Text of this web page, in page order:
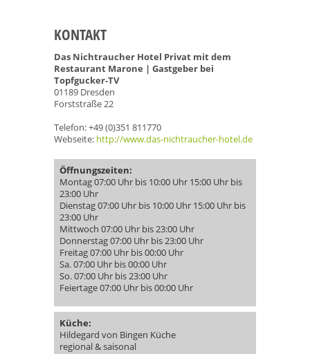
KONTAKT
Das Nichtraucher Hotel Privat mit dem
Restaurant Marone | Gastgeber bei
Topfgucker-TV
01189 Dresden
Forststraße 22
Telefon: +49 (0)351 811770
Webseite: http://www.das-nichtraucher-hotel.de
Öffnungszeiten:
Montag 07:00 Uhr bis 10:00 Uhr 15:00 Uhr bis
23:00 Uhr
Dienstag 07:00 Uhr bis 10:00 Uhr 15:00 Uhr bis
23:00 Uhr
Mittwoch 07:00 Uhr bis 23:00 Uhr
Donnerstag 07:00 Uhr bis 23:00 Uhr
Freitag 07:00 Uhr bis 00:00 Uhr
Sa. 07:00 Uhr bis 00:00 Uhr
So. 07:00 Uhr bis 23:00 Uhr
Feiertage 07:00 Uhr bis 00:00 Uhr
Küche:
Hildegard von Bingen Küche
regional & saisonal